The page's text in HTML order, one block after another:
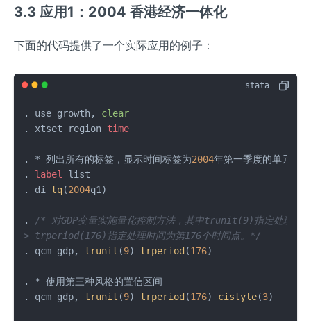
3.3 应用1：2004 香港经济一体化
下面的代码提供了一个实际应用的例子：
. use growth, clear
. xtset region time
. * 列出所有的标签，显示时间标签为2004年第一季度的单元编
. label list
. di tq(2004q1)
. /* 对GDP变量实施量化控制方法，其中trunit(9)指定处理单
> trperiod(176)指定处理时间为第176个时间点。*/
. qcm gdp, trunit (9) trperiod (176)
. * 使用第三种风格的置信区间
. qcm gdp, trunit (9) trperiod (176) cistyle(3)